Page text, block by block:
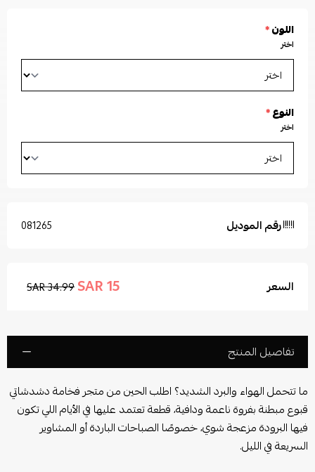
اللون*
اختر
النوع*
اختر
رقم الموديل 081265
السعر 15 SAR
34.99 SAR
تفاصيل المنتج
ما تتحمل الهواء والبرد الشديد؟ اطلب الحين من متجر فخامة دشدشاتي
قبوع مبطنة بفروة ناعمة ودافية، قطعة تعتمد عليها في الأيام اللي تكون
فيها البرودة مزعجة شوي، خصوصًا الصباحات الباردة أو المشاوير
السريعة في الليل.